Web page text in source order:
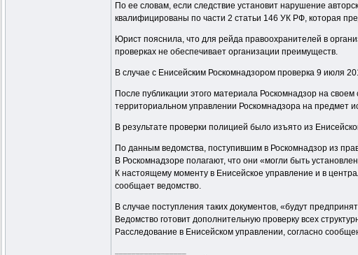
По ее словам, если следствие установит нарушение
квалифицированы по части 2 статьи 146 УК РФ, которая
Юрист пояснила, что для рейда правоохранителей в
проверках не обеспечивает организации преимуществ.
В случае с Енисейским Роскомнадзором проверка 9 июля
После публикации этого материала Роскомнадзор на
территориальном управлении Роскомнадзора на предмет
В результате проверки полицией было изъято из
По данным ведомства, поступившим в Роскомнадзор из
В Роскомнадзоре полагают, что они «могли быть
К настоящему моменту в Енисейское управление и в
сообщает ведомство.
В случае поступления таких документов, «будут
Ведомство готовит дополнительную проверку всех
Расследование в Енисейском управлении, согласно